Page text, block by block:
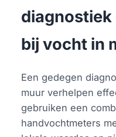
diagnostiek
bij vocht in
Een gedegen
muur verhelpen
gebruiken een
handvochtmeters